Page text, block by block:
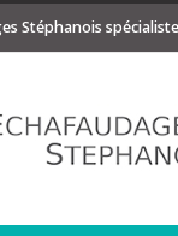
Stéphanois